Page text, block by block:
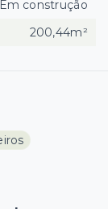
Em construção
200,44m²